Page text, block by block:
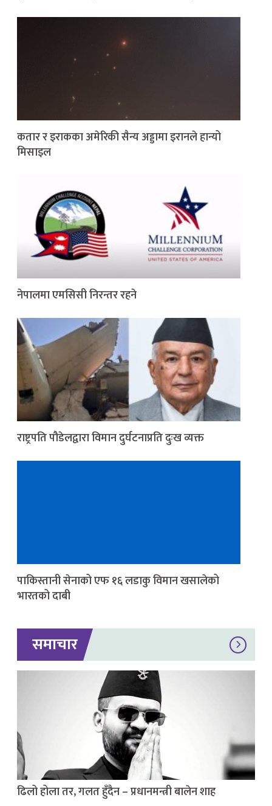
कतार र इराकका अमेरिकी सैन्य अड्डामा इरानले हान्यो
मिसाइल
नेपालमा एमसिसी निरन्तर रहने
राष्ट्रपति पौडेलद्वारा विमान दुर्घटनाप्रति दुःख व्यक्त
पाकिस्तानी सेनाको एफ १६ लडाकु विमान खसालेको
भारतको दाबी
समाचार
ढिलो होला तर, गलत हुँदैन – प्रधानमन्त्री बालेन शाह